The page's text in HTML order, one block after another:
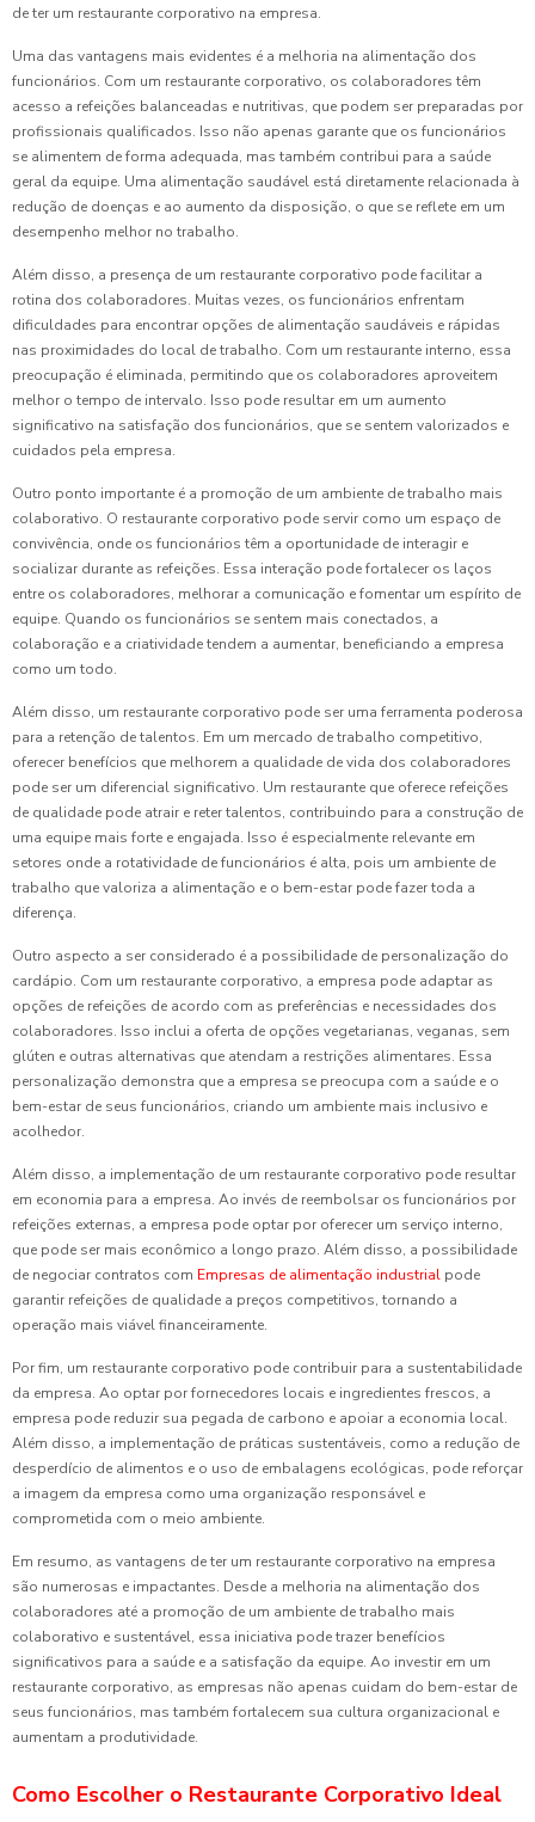
de ter um restaurante corporativo na empresa.
Uma das vantagens mais evidentes é a melhoria na alimentação dos
funcionários. Com um restaurante corporativo, os colaboradores têm
acesso a refeições balanceadas e nutritivas, que podem ser preparadas por
profissionais qualificados. Isso não apenas garante que os funcionários
se alimentem de forma adequada, mas também contribui para a saúde
geral da equipe. Uma alimentação saudável está diretamente relacionada à
redução de doenças e ao aumento da disposição, o que se reflete em um
desempenho melhor no trabalho.
Além disso, a presença de um restaurante corporativo pode facilitar a
rotina dos colaboradores. Muitas vezes, os funcionários enfrentam
dificuldades para encontrar opções de alimentação saudáveis e rápidas
nas proximidades do local de trabalho. Com um restaurante interno, essa
preocupação é eliminada, permitindo que os colaboradores aproveitem
melhor o tempo de intervalo. Isso pode resultar em um aumento
significativo na satisfação dos funcionários, que se sentem valorizados e
cuidados pela empresa.
Outro ponto importante é a promoção de um ambiente de trabalho mais
colaborativo. O restaurante corporativo pode servir como um espaço de
convivência, onde os funcionários têm a oportunidade de interagir e
socializar durante as refeições. Essa interação pode fortalecer os laços
entre os colaboradores, melhorar a comunicação e fomentar um espírito de
equipe. Quando os funcionários se sentem mais conectados, a
colaboração e a criatividade tendem a aumentar, beneficiando a empresa
como um todo.
Além disso, um restaurante corporativo pode ser uma ferramenta poderosa
para a retenção de talentos. Em um mercado de trabalho competitivo,
oferecer benefícios que melhorem a qualidade de vida dos colaboradores
pode ser um diferencial significativo. Um restaurante que oferece refeições
de qualidade pode atrair e reter talentos, contribuindo para a construção de
uma equipe mais forte e engajada. Isso é especialmente relevante em
setores onde a rotatividade de funcionários é alta, pois um ambiente de
trabalho que valoriza a alimentação e o bem-estar pode fazer toda a
diferença.
Outro aspecto a ser considerado é a possibilidade de personalização do
cardápio. Com um restaurante corporativo, a empresa pode adaptar as
opções de refeições de acordo com as preferências e necessidades dos
colaboradores. Isso inclui a oferta de opções vegetarianas, veganas, sem
glúten e outras alternativas que atendam a restrições alimentares. Essa
personalização demonstra que a empresa se preocupa com a saúde e o
bem-estar de seus funcionários, criando um ambiente mais inclusivo e
acolhedor.
Além disso, a implementação de um restaurante corporativo pode resultar
em economia para a empresa. Ao invés de reembolsar os funcionários por
refeições externas, a empresa pode optar por oferecer um serviço interno,
que pode ser mais econômico a longo prazo. Além disso, a possibilidade
de negociar contratos com Empresas de alimentação industrial pode
garantir refeições de qualidade a preços competitivos, tornando a
operação mais viável financeiramente.
Por fim, um restaurante corporativo pode contribuir para a sustentabilidade
da empresa. Ao optar por fornecedores locais e ingredientes frescos, a
empresa pode reduzir sua pegada de carbono e apoiar a economia local.
Além disso, a implementação de práticas sustentáveis, como a redução de
desperdício de alimentos e o uso de embalagens ecológicas, pode reforçar
a imagem da empresa como uma organização responsável e
comprometida com o meio ambiente.
Em resumo, as vantagens de ter um restaurante corporativo na empresa
são numerosas e impactantes. Desde a melhoria na alimentação dos
colaboradores até a promoção de um ambiente de trabalho mais
colaborativo e sustentável, essa iniciativa pode trazer benefícios
significativos para a saúde e a satisfação da equipe. Ao investir em um
restaurante corporativo, as empresas não apenas cuidam do bem-estar de
seus funcionários, mas também fortalecem sua cultura organizacional e
aumentam a produtividade.
Como Escolher o Restaurante Corporativo Ideal